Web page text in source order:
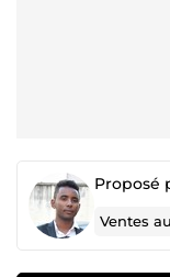
Proposé
Ventes